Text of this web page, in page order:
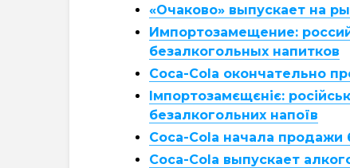
«Очаково» выпускает на
Импортозамещение:
безалкогольных напитков
Coca-Cola окончательно
Імпортозамєщєніє:
безалкогольних напоїв
Coca-Cola начала продажи
Coca-Cola выпускает